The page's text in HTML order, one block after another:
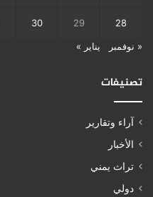
28
29
30
« نوفمبر يناير »
تصنيفات
آراء وتقارير
الأخبار
تراث يمني
دولي